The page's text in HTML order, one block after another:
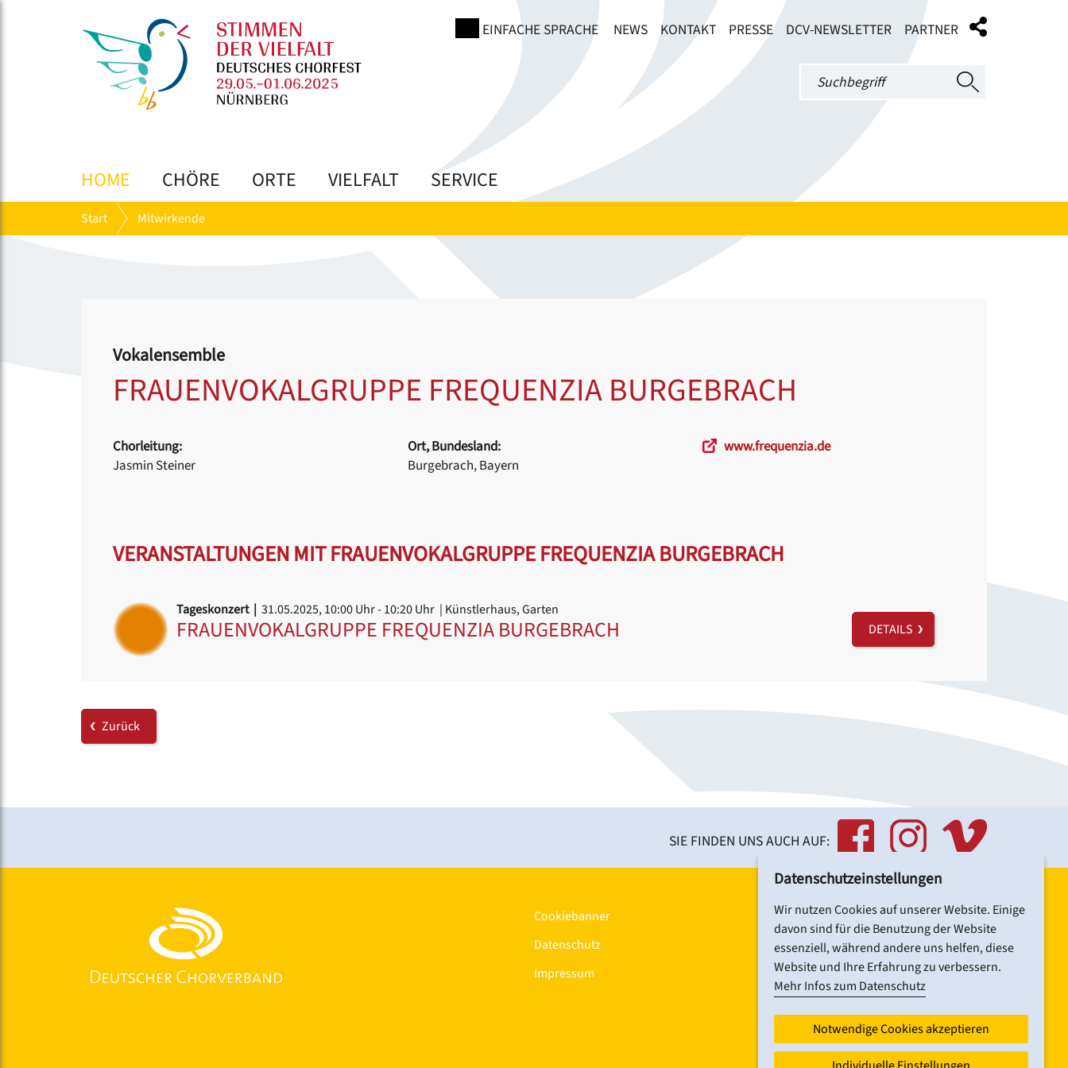
EINFACHE SPRACHE NEWS KONTAKT PRESSE DCV-NEWSLETTER PARTNER
HOME CHÖRE ORTE VIELFALT SERVICE
Start Mitwirkende
Vokalensemble
FRAUENVOKALGRUPPE FREQUENZIA BURGEBRACH
Chorleitung:
Jasmin Steiner
Ort, Bundesland:
Burgebrach, Bayern
www.frequenzia.de
VERANSTALTUNGEN MIT FRAUENVOKALGRUPPE FREQUENZIA BURGEBRACH
Tageskonzert | 31.05.2025, 10:00 Uhr- 10:20 Uhr | Künstlerhaus, Garten
FRAUENVOKALGRUPPE FREQUENZIA BURGEBRACH DETAILS
Zurück
SIE FINDEN UNS AUCH AUF:
Cookiebanner
Datenschutz
Impressum
DCV-NEWSLETTER ABONNIEREN
Datenschutzeinstellungen
Wir nutzen Cookies auf unserer Website. Einige
davon sind für die Benutzung der Website
essenziell, während andere uns helfen, diese
Website und Ihre Erfahrung zu verbessern.
Mehr Infos zum Datenschutz
Notwendige Cookies akzeptieren